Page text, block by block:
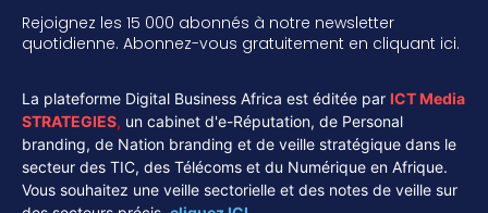
Rejoignez les 15 000 abonnés à notre newsletter
quotidienne. Abonnez-vous gratuitement en cliquant ici.
La plateforme Digital Business Africa est éditée par ICT Media
STRATEGIES, un cabinet d'e-Réputation, de Personal
branding, de Nation branding et de veille stratégique dans le
secteur des TIC, des Télécoms et du Numérique en Afrique.
Vous souhaitez une veille sectorielle et des notes de veille sur